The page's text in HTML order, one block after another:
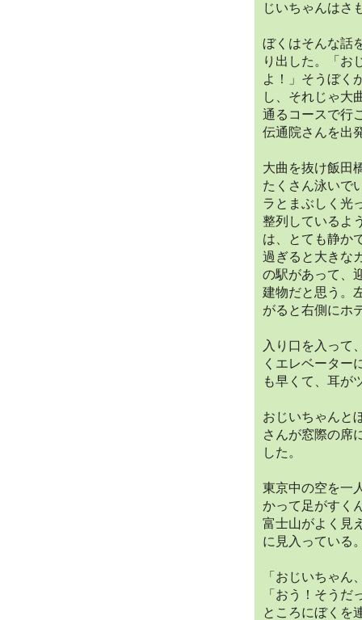
じいちゃんはさ
ぼくはそんな話
り出した。「お
よ！」そうぼく
し、それじゃ大
通るコースで行
伝通院さんを出
大曲を抜け飯田
たくさん泳いで
ラとまぶしく光
整列しているよ
は、とても静か
過ぎると大きな
の駅があって、
建物だと思う。
がると右側にホ
入り口を入って
くエレベーター
も早くて、耳が
おじいちゃんと
さんが窓際の席
した。
東京中の空を一
かって足がすく
富士山がよく見
に見入っている
「おじいちゃ
「おう！そう
ところにぼくを